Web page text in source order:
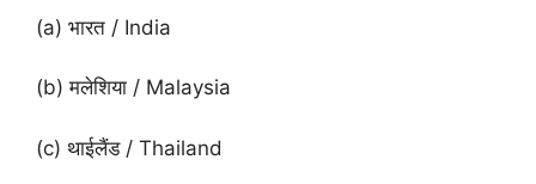
(a) भारत / India
(b) मलेशिया / Malaysia
(c) थाईलैंड / Thailand